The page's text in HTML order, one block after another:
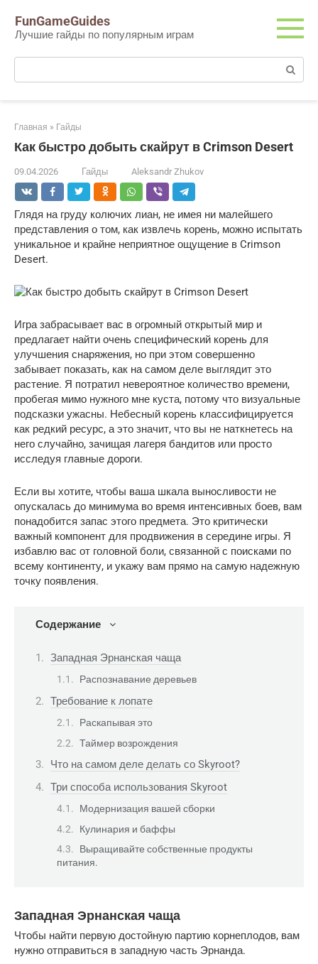
контенту
FunGameGuides
Лучшие гайды по популярным играм
Поиск:
Главная » Гайды
Как быстро добыть скайрут в Crimson Desert
09.04.2026 Гайды Aleksandr Zhukov
Глядя на груду колючих лиан, не имея ни малейшего
представления о том, как извлечь корень, можно испытать
уникальное и крайне неприятное ощущение в Crimson
Desert.
Игра забрасывает вас в огромный открытый мир и
предлагает найти очень специфический корень для
улучшения снаряжения, но при этом совершенно
забывает показать, как на самом деле выглядит это
растение. Я потратил невероятное количество времени,
пробегая мимо нужного мне куста, потому что визуальные
подсказки ужасны. Небесный корень классифицируется
как редкий ресурс, а это значит, что вы не наткнетесь на
него случайно, зачищая лагеря бандитов или просто
исследуя главные дороги.
Если вы хотите, чтобы ваша шкала выносливости не
опускалась до минимума во время интенсивных боев, вам
понадобится запас этого предмета. Это критически
важный компонент для продвижения в середине игры. Я
избавлю вас от головной боли, связанной с поисками по
всему континенту, и укажу вам прямо на самую надежную
точку появления.
Содержание
Западная Эрнанская чаща
Распознавание деревьев
Требование к лопате
Раскапывая это
Таймер возрождения
Что на самом деле делать со Skyroot?
Три способа использования Skyroot
Модернизация вашей сборки
Кулинария и баффы
Выращивайте собственные продукты
питания.
Западная Эрнанская чаща
Чтобы найти первую достойную партию корнеплодов, вам
нужно отправиться в западную часть Эрнанда.